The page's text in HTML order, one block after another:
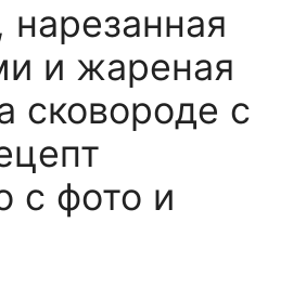
и жареная
сковороде с
с фото и